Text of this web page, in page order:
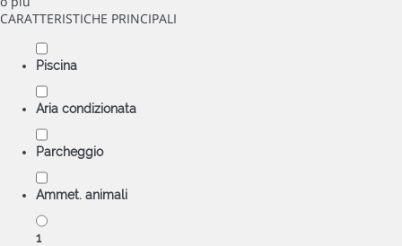
CARATTERISTICHE PRINCIPALI
Piscina
Aria condizionata
Parcheggio
Ammet. animali
1